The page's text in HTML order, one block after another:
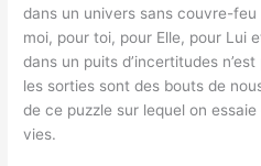
dans un univers sans couvre-
moi, pour toi, pour Elle, pour Lui
dans un puits d’incertitudes
les sorties sont des bouts de
de ce puzzle sur lequel on
vies.